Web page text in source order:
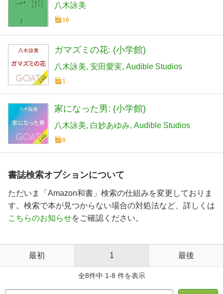
八木詠美
16
ガマズミの花: (小学館)
八木詠美 安田愛実 Audible Studios
1
家になった男: (小学館)
八木詠美 白妙あゆみ Audible Studios
0
書誌検索オプションについて
ただいま「Amazon和書」検索の仕組みを変更しておりま
す。検索で本が見つからない場合の対処法など、詳しくは
こちらのお知らせをご確認ください。
最初 1 最後
全8件中 1-8 件を表示